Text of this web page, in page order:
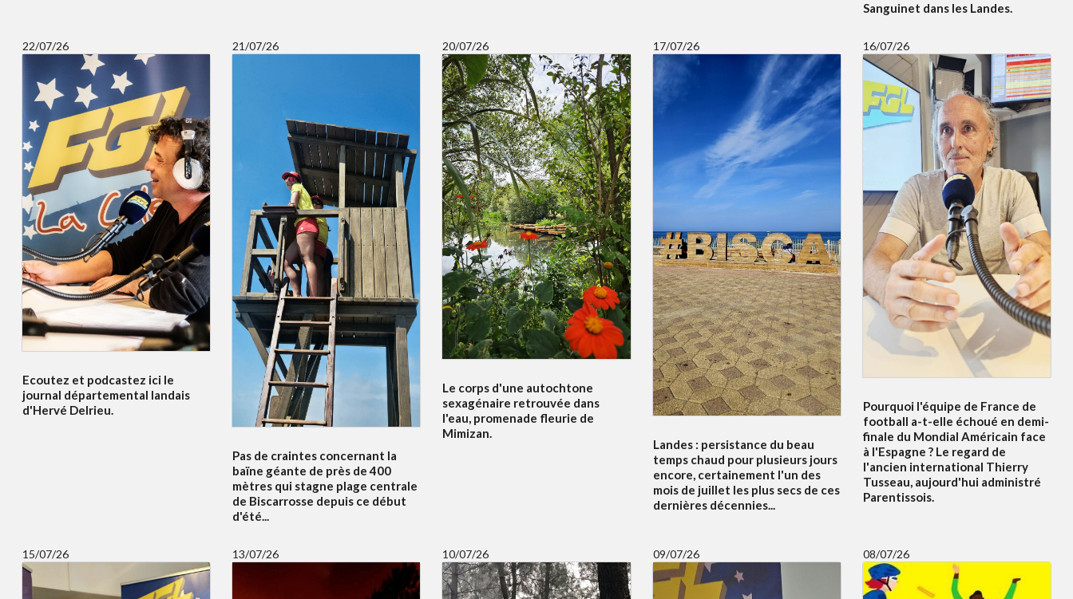
Sanguinet dans les Landes.
22/07/26
Ecoutez et podcastez ici le
journal départemental landais
d'Hervé Delrieu.
21/07/26
Pas de craintes concernant la
baïne géante de près de 400
mètres qui stagne plage centrale
de Biscarrosse depuis ce début
d'été...
20/07/26
Le corps d'une autochtone
sexagénaire retrouvée dans
l'eau, promenade fleurie de
Mimizan.
17/07/26
Landes : persistance du beau
temps chaud pour plusieurs jours
encore, certainement l'un des
mois de juillet les plus secs de ces
dernières décennies...
16/07/26
Pourquoi l'équipe de France de
football a-t-elle échoué en demi-
finale du Mondial Américain face
à l'Espagne ? Le regard de
l'ancien international Thierry
Tusseau, aujourd'hui administré
Parentissois.
15/07/26 13/07/26 10/07/26 09/07/26 08/07/26